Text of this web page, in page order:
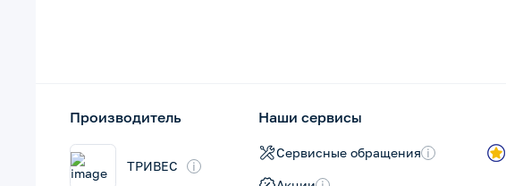
Производитель
ТРИВЕС i
Наши сервисы
Сервисные обращения i